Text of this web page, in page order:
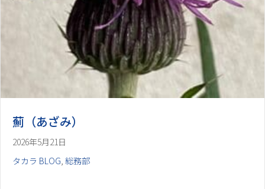
薊（あざみ）
2026年5月21日
タカラ BLOG, 総務部